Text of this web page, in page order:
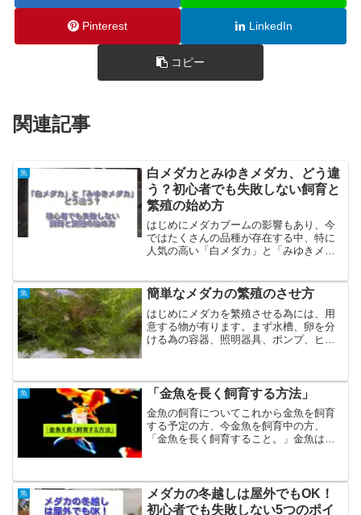
Pinterest LinkedIn
コピー
関連記事
魚
白メダカとみゆきメダカ、どう違
う？初心者でも失敗しない飼育と
繁殖の始め方
はじめにメダカブームの影響もあり、今
ではたくさんの品種が存在する中、特に
人気の高い「白メダカ」と「みゆきメダ
いがあります。今回は、私が実際に両方
育てて気づいた「違い」と...
魚 簡単なメダカの繁殖のさせ方
はじめにメダカを繁殖させる為には、用
意する物が有ります。まず水槽、卵を分
ける為の容器、照明器具、ポンプ、ヒー
たいと思います。メダカの選...
魚 「金魚を長く飼育する方法」
金魚の飼育についてこれから金魚を飼育
する予定の方、今金魚を飼育中の方、
「金魚を長く飼育すること。」金魚は大
育する方法」について、気を...
魚
メダカの冬越しは屋外でもOK！
初心者でも失敗しない5つのポイ